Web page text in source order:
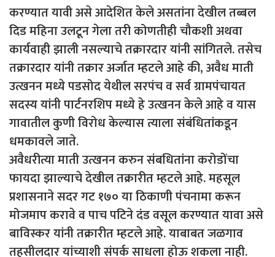
करण्यात यावी असे आदेशित केले असतांना देखील तब्बल
दिड महिना उलटून गेला तरी कोणतीही चौकशी अथवा
कार्यवाही झाली नसल्याचे तक्रारदार यांनी सांगितले. तसेच
तक्रारदार यांनी तक्रार अर्जात म्हटले आहे की, अवैध माती
उत्खनन मध्ये पडसोद येथील सरपंच व सर्व ग्रामपंचायत
सदस्य यांनी पार्टनरशिप मध्ये हे उत्खनन केले आहे व यास
गावातील कुणी विरोध केल्यास त्याला संबंधितांकडून
धमकावले जाते.
अवैधरीत्या माती उत्खनन करुन संबधितांना करोडोंचा
फायदा झाल्याचे देखील तक्रारीत म्हटले आहे. महसूल
प्रशासनाने सदर गट १७० या ठिकाणी पंचनामा करून
मोजमाप करावे व पाच पटिने दंड वसूल करण्यात यावा असे
बाविस्कर यांनी तक्रारीत म्हटले आहे. याबाबत जळगाव
तहसीलदार यांच्याशी संपर्क साधला होऊ शकला नाही.